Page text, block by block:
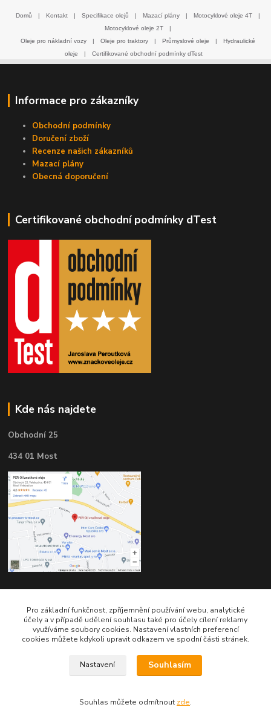
Domů | Kontakt | Specifikace olejů | Mazací plány | Motocyklové oleje 4T
|
Motocyklové oleje 2T
|
Oleje pro nákladní vozy
| Oleje pro traktory | Průmyslové oleje |
Hydraulické
oleje
| Certifikované obchodní podmínky dTest
Informace pro zákazníky
Obchodní podmínky
Doručení zboží
Recenze našich zákazníků
Mazací plány
Obecná doporučení
Certifikované obchodní podmínky dTest
Kde nás najdete
Obchodní 25
434 01 Most
Kontakty
Pro základní funkčnost, zpříjemnění používání webu, analytické
účely a v případě udělení souhlasu také pro účely cílení reklamy
využíváme soubory cookies. Nastavení vlastních preferencí
cookies můžete kdykoli upravit odkazem ve spodní části stránek.
Nastavení Souhlasím
Souhlas můžete odmítnout zde.